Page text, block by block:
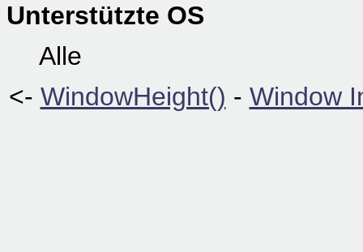
Unterstützte OS
Alle
<- WindowHeight() - Window